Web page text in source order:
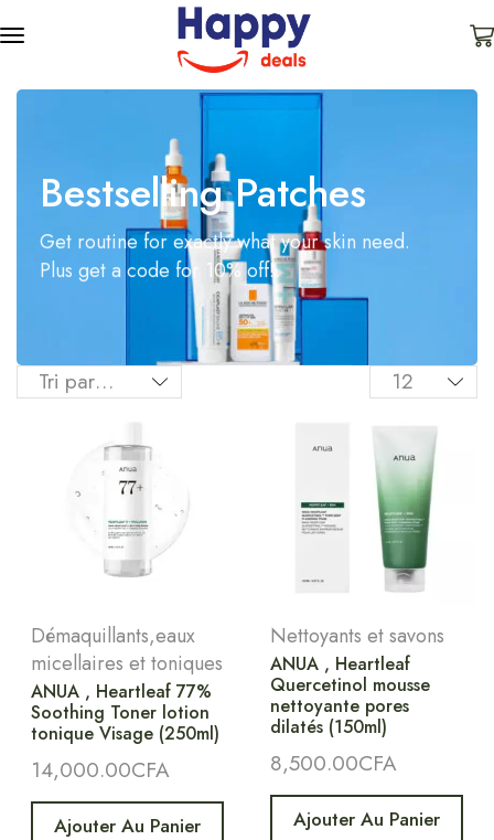
Bestselling Patches
Get routine for exactly what your skin need.
Plus get a code for 10% off!
Démaquillants,eaux
micellaires et toniques
ANUA , Heartleaf 77%
Soothing Toner lotion
tonique Visage (250ml)
14,000.00CFA
Ajouter Au Panier
Nettoyants et savons
ANUA , Heartleaf
Quercetinol mousse
nettoyante pores
dilatés (150ml)
8,500.00CFA
Ajouter Au Panier